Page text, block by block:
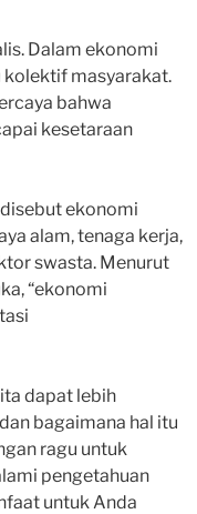
Dalam ekonomi
kolektif masyarakat.
bahwa
kesetaraan
ekonomi
alam, tenaga kerja,
swasta. Menurut
“ekonomi
dapat lebih
bagaimana hal itu
ragu untuk
pengetahuan
untuk Anda